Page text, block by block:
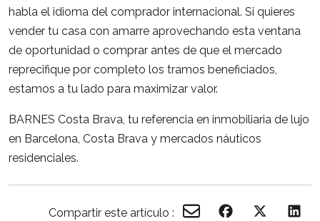
habla el idioma del comprador internacional. Si quieres
vender tu casa con amarre aprovechando esta ventana
de oportunidad o comprar antes de que el mercado
reprecifique por completo los tramos beneficiados,
estamos a tu lado para maximizar valor.
BARNES Costa Brava, tu referencia en inmobiliaria de lujo
en Barcelona, Costa Brava y mercados náuticos
residenciales.
Compartir este artículo :